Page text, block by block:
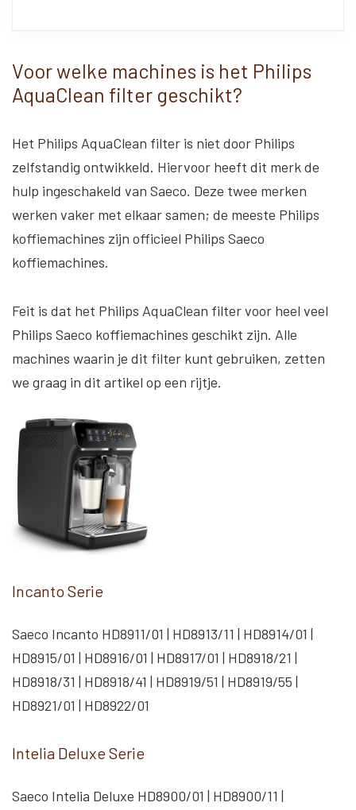
Voor welke machines is het Philips
AquaClean filter geschikt?
Het Philips AquaClean filter is niet door Philips
zelfstandig ontwikkeld. Hiervoor heeft dit merk de
hulp ingeschakeld van Saeco. Deze twee merken
werken vaker met elkaar samen; de meeste Philips
koffiemachines zijn officieel Philips Saeco
koffiemachines.
Feit is dat het Philips AquaClean filter voor heel veel
Philips Saeco koffiemachines geschikt zijn. Alle
machines waarin je dit filter kunt gebruiken, zetten
we graag in dit artikel op een rijtje.
Incanto Serie
Saeco Incanto HD8911/01 | HD8913/11 | HD8914/01 |
HD8915/01 | HD8916/01 | HD8917/01 | HD8918/21 |
HD8918/31 | HD8918/41 | HD8919/51 | HD8919/55 |
HD8921/01 | HD8922/01
Intelia Deluxe Serie
Saeco Intelia Deluxe HD8900/01 | HD8900/11 |